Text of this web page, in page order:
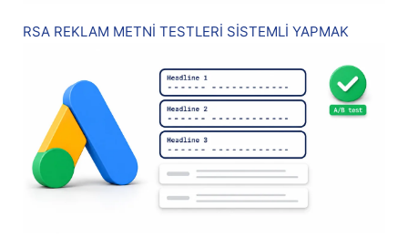
RSA REKLAM METNİ TESTLERİ SİSTEMLİ YAPMAK